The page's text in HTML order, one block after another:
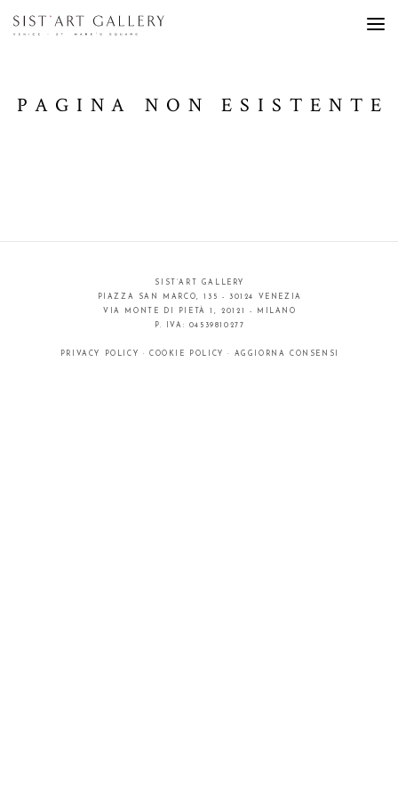
PAGINA NON ESISTENTE
SIST’ART GALLERY
PIAZZA SAN MARCO, 135 - 30124 VENEZIA
VIA MONTE DI PIETÀ 1, 20121 - MILANO
P. IVA: 04539810277
PRIVACY POLICY · COOKIE POLICY · AGGIORNA CONSENSI